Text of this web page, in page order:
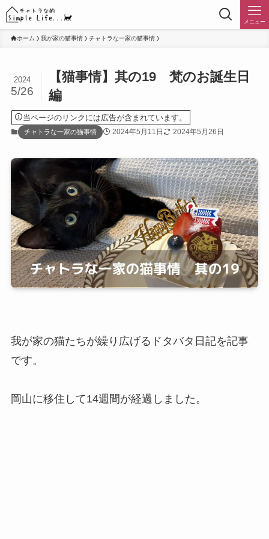
メニュー
ホーム 我が家の猫事情 チャトラな一家の猫事情
【猫事情】其の19 梵のお誕生日
編
2024
5/26
当ページのリンクには広告が含まれています。
チャトラな一家の猫事情 2024年5月11日 2024年5月26日
我が家の猫たちが繰り広げるドタバタ日記を記事
です。
岡山に移住して14週間が経過しました。